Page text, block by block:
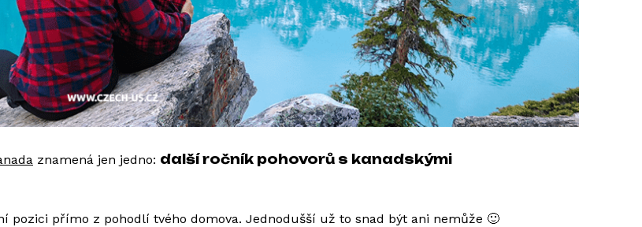
znamená jen jedno: další ročník pohovorů s kanadskými
pozici přímo z pohodlí tvého domova. Jednodušší už to snad být ani nemůže 🙂